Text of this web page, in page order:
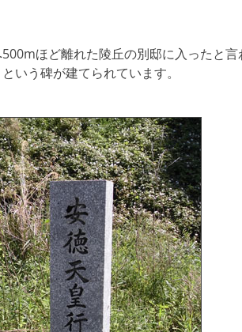
ほど離れた陵丘の別邸に入ったと
いう碑が建てられています。